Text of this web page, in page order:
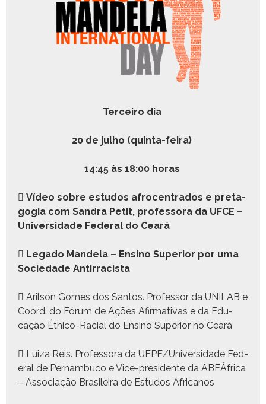
Ter­ceiro dia
20 de jul­ho (quin­ta-feira)
14:45 às 18:00 horas
 Vídeo sobre estu­dos afro­cen­tra­dos e pre­t­a­
gogia com San­dra Petit, pro­fes­so­ra da UFCE –
Uni­ver­si­dade Fed­er­al do Ceará
 Lega­do Man­dela – Ensi­no Supe­ri­or por uma
Sociedade Antir­racista
 Aril­son Gomes dos San­tos. Pro­fes­sor da UNILAB e
Coord. do Fórum de Ações Afir­ma­ti­vas e da Edu­
cação Étni­co-Racial do Ensi­no Supe­ri­or no Ceará
 Luiza Reis. Pro­fes­so­ra da UFPE/Universidade Fed­
er­al de Per­nam­bu­co e Vice-pres­i­dente da ABEÁfrica
– Asso­ci­ação Brasileira de Estu­dos Africanos